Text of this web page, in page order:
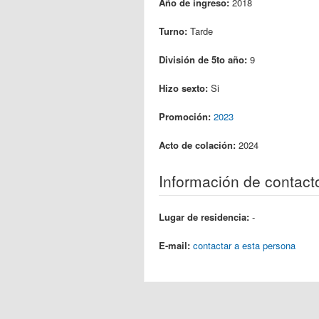
Turno: Tarde
División de 5to año: 9
Hizo sexto: Si
Promoción: 2023
Acto de colación: 2024
Información de
Lugar de residencia: -
E-mail: contactar a esta persona